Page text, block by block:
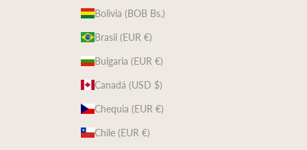
Bolivia (BOB Bs.)
Brasil (EUR €)
Bulgaria (EUR €)
Canadá (USD $)
Chequia (EUR €)
Chile (EUR €)